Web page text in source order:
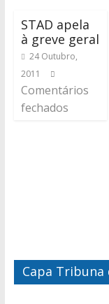
STAD apela
à greve geral
24 Outubro,
2011
Comentários
fechados
Capa Tribuna